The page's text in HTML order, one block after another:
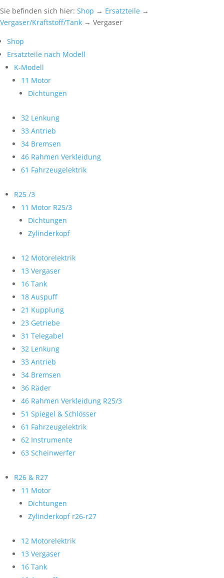
Sie befinden sich hier: Shop → Ersatzteile →
Vergaser/Kraftstoff/Tank → Vergaser
Shop
Ersatzteile nach Modell
K-Modell
11 Motor
Dichtungen
32 Lenkung
33 Antrieb
34 Bremsen
46 Rahmen Verkleidung
61 Fahrzeugelektrik
R25 /3
11 Motor R25/3
Dichtungen
Zylinderkopf
12 Motorelektrik
13 Vergaser
16 Tank
18 Auspuff
21 Kupplung
23 Getriebe
31 Telegabel
32 Lenkung
33 Antrieb
34 Bremsen
36 Räder
46 Rahmen Verkleidung R25/3
51 Spiegel & Schlösser
61 Fahrzeugelektrik
62 Instrumente
63 Scheinwerfer
R26 & R27
11 Motor
Dichtungen
Zylinderkopf r26-r27
12 Motorelektrik
13 Vergaser
16 Tank